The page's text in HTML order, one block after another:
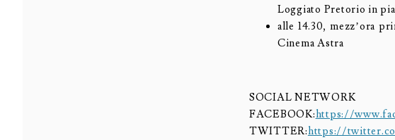
Loggiato Pretorio in
alle 14.30, mezz’ora
Cinema Astra
SOCIAL NETWORK
FACEBOOK:https://
TWITTER:https://